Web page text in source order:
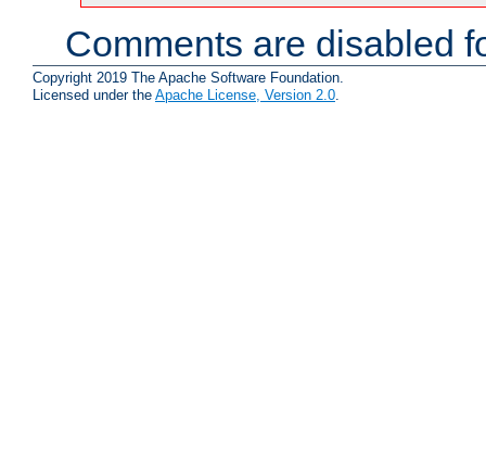
Comments are disabled
Copyright 2019 The Apache Software Foundation.
Licensed under the Apache License, Version 2.0